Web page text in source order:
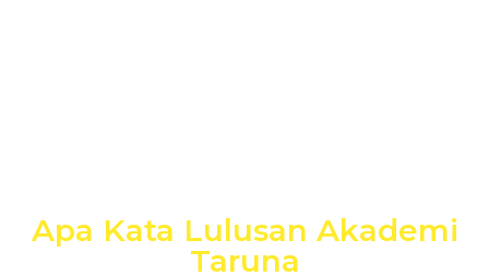
Apa Kata Lulusan Akademi
Taruna